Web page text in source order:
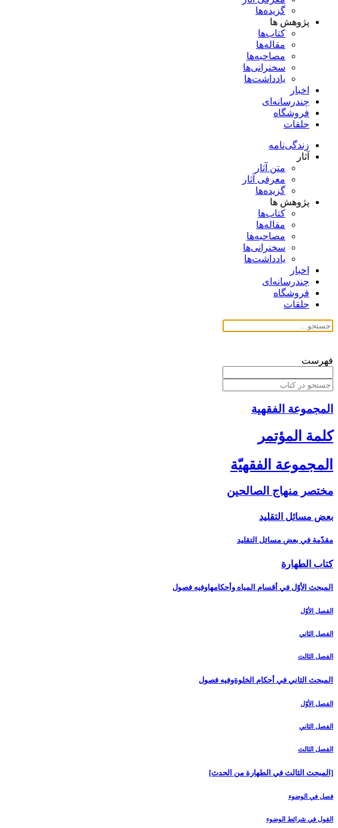
گزیده‌ها
پژوهش ها
کتاب‌ها
مقاله‌ها
مصاحبه‌ها
سخنرانی‌ها
یادداشت‌ها
اخبار
چندرسانه‌ای
فروشگاه
حلقات
زندگی‌نامه
آثار
متن آثار
معرفی آثار
گزیده‌ها
پژوهش ها
کتاب‌ها
مقاله‌ها
مصاحبه‌ها
سخنرانی‌ها
یادداشت‌ها
اخبار
چندرسانه‌ای
فروشگاه
حلقات
فهرست
المجموعة الفقهیة
كلمة المؤتمر
المجموعة الفقهيّة
مختصر منهاج الصالحين‏
بعض مسائل التقليد
مقدّمة في بعض مسائل التقليد
كتاب الطهارة
المبحث الأوّل في أقسام المياه وأحكامهاوفيه فصول‏
الفصل الأوّل‏
الفصل الثاني‏
الفصل الثالث‏
المبحث الثاني في أحكام الخلوةوفيه فصول
الفصل الأوّل‏
الفصل الثاني‏
الفصل الثالث‏
[المبحث الثالث في الطهارة من الحدث‏]
فصل في الوضوء
القول في شرائط الوضوء